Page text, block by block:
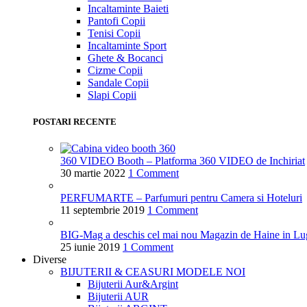
Incaltaminte Baieti
Pantofi Copii
Tenisi Copii
Incaltaminte Sport
Ghete & Bocanci
Cizme Copii
Sandale Copii
Slapi Copii
POSTARI RECENTE
360 VIDEO Booth – Platforma 360 VIDEO de Inchiriat
30 martie 2022 1 Comment
PERFUMARTE – Parfumuri pentru Camera si Hoteluri
11 septembrie 2019 1 Comment
BIG-Mag a deschis cel mai nou Magazin de Haine in
25 iunie 2019 1 Comment
Diverse
BIJUTERII & CEASURI MODELE NOI
Bijuterii Aur&Argint
Bijuterii AUR